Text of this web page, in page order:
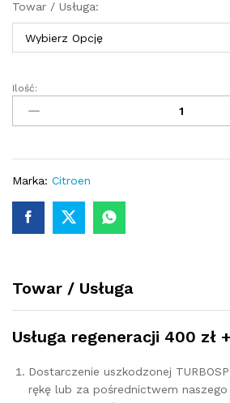
Towar / Usługa:
Turbosprężarka
turbina
C4
PICASSO
HDi
110
806291
Ilość:
Marka: Citroen
Towar / Usługa
Usługa regeneracji 400 zł
Dostarczenie uszkodzonej
rękę lub za pośrednictwem naszego